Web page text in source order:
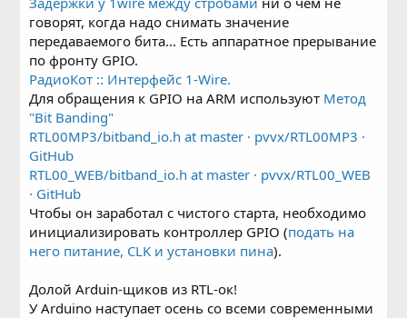
говорят, когда надо снимать значение
передаваемого бита... Есть аппаратное прерывание
по фронту GPIO.
РадиоКот :: Интерфейс 1-Wire.
Для обращения к GPIO на ARM используют Метод
"Bit Banding"
RTL00MP3/bitband_io.h at master · pvvx/RTL00MP3 ·
GitHub
RTL00_WEB/bitband_io.h at master · pvvx/RTL00_WEB
· GitHub
Чтобы он заработал с чистого старта, необходимо
инициализировать контроллер GPIO (подать на
него питание, CLK и установки пина).
Долой Arduin-щиков из RTL-ок!
У Arduino наступает осень со всеми современными